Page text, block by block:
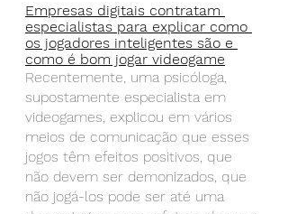
Empresas digitais contratam
especialistas para explicar como
os jogadores inteligentes são e
como é bom jogar videogame
Recentemente, uma psicóloga,
supostamente especialista em
videogames, explicou em vários
meios de comunicação que esses
jogos têm efeitos positivos, que
não devem ser demonizados, que
não jogá-los pode ser até uma